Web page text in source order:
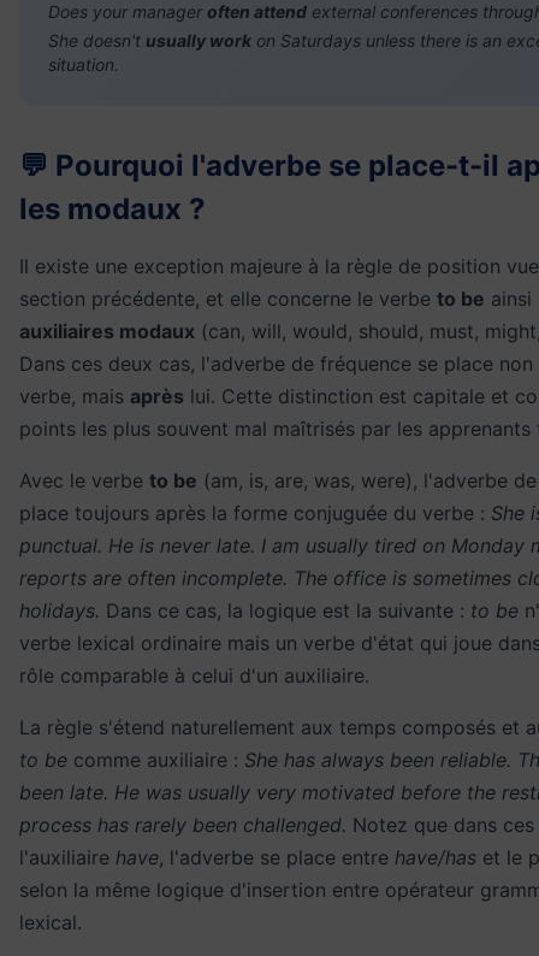
Does your manager often attend external conferences
She doesn't usually work on Saturdays unless there is an
situation.
💬 Pourquoi l'adverbe se place-t-il
les modaux ?
Il existe une exception majeure à la règle de position
section précédente, et elle concerne le verbe to be ainsi
auxiliaires modaux (can, will, would, should, must,
Dans ces deux cas, l'adverbe de fréquence se place
verbe, mais après lui. Cette distinction est capitale et
points les plus souvent mal maîtrisés par les apprenants
Avec le verbe to be (am, is, are, was, were), l'adverbe
place toujours après la forme conjuguée du verbe : She
punctual. He is never late. I am usually tired on Monday
reports are often incomplete. The office is sometimes
holidays. Dans ce cas, la logique est la suivante : to be
verbe lexical ordinaire mais un verbe d'état qui joue
rôle comparable à celui d'un auxiliaire.
La règle s'étend naturellement aux temps composés et
to be comme auxiliaire : She has always been reliable.
been late. He was usually very motivated before the
process has rarely been challenged. Notez que dans
l'auxiliaire have, l'adverbe se place entre have/has et le
selon la même logique d'insertion entre opérateur
lexical.